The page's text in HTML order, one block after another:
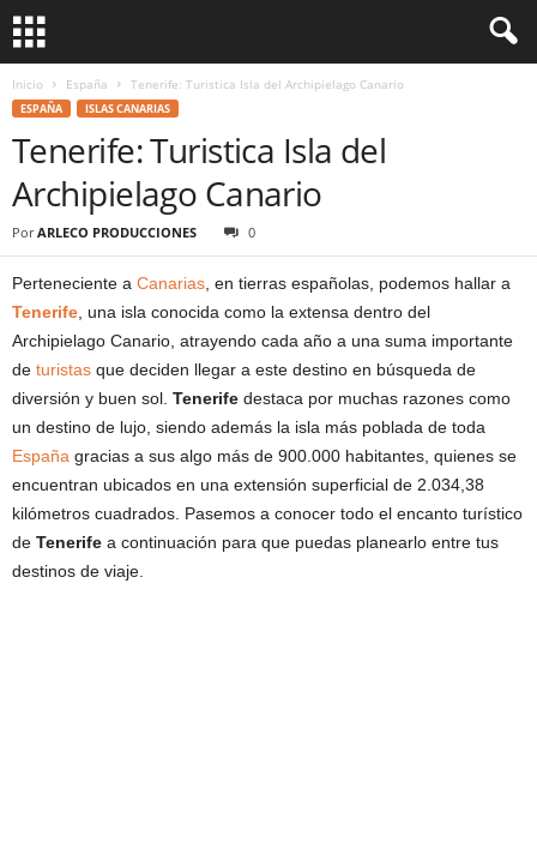
Inicio España Tenerife: Turistica Isla del Archipielago Canario
ESPAÑA ISLAS CANARIAS
Tenerife: Turistica Isla del
Archipielago Canario
Por ARLECO PRODUCCIONES 0
Perteneciente a Canarias , en tierras españolas, podemos hallar a
Tenerife , una isla conocida como la extensa dentro del
Archipielago Canario, atrayendo cada año a una suma importante
de turistas que deciden llegar a este destino en búsqueda de
diversión y buen sol. Tenerife destaca por muchas razones como
un destino de lujo, siendo además la isla más poblada de toda
España gracias a sus algo más de 900.000 habitantes, quienes se
encuentran ubicados en una extensión superficial de 2.034,38
kilómetros cuadrados. Pasemos a conocer todo el encanto turístico
de Tenerife a continuación para que puedas planearlo entre tus
destinos de viaje.